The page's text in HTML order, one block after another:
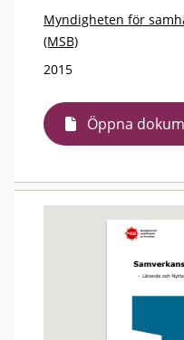
Myndigheten för
(MSB)
2015
Öppna